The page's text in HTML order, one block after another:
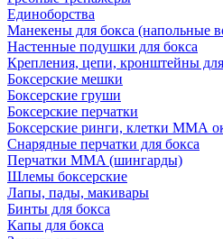
Единоборства
Манекены для бокса (напольные
Настенные подушки для бокса
Крепления, цепи, кронштейны
Боксерские мешки
Боксерские груши
Боксерские перчатки
Боксерские ринги, клетки ММА
Снарядные перчатки для бокса
Перчатки MMA (шингарды)
Шлемы боксерские
Лапы, пады, макивары
Бинты для бокса
Капы для бокса